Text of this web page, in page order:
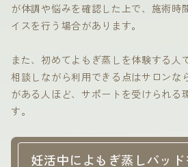
が体調や悩みを確認した上で、施術時
イスを行う場合があります。
また、初めてよもぎ蒸しを体験する人
相談しながら利用できる点はサロンな
がある人ほど、サポートを受けられる
す。
妊活中によもぎ蒸しパッ